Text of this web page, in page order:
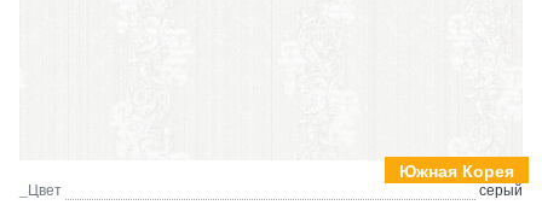
Южная Корея
_Цвет
серый